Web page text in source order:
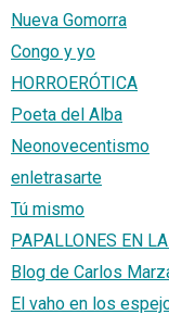
Nueva Gomorra
Congo y yo
HORROERÓTICA
Poeta del Alba
Neonovecentismo
enletrasarte
Tú mismo
PAPALLONES EN
Blog de Carlos
El vaho en los